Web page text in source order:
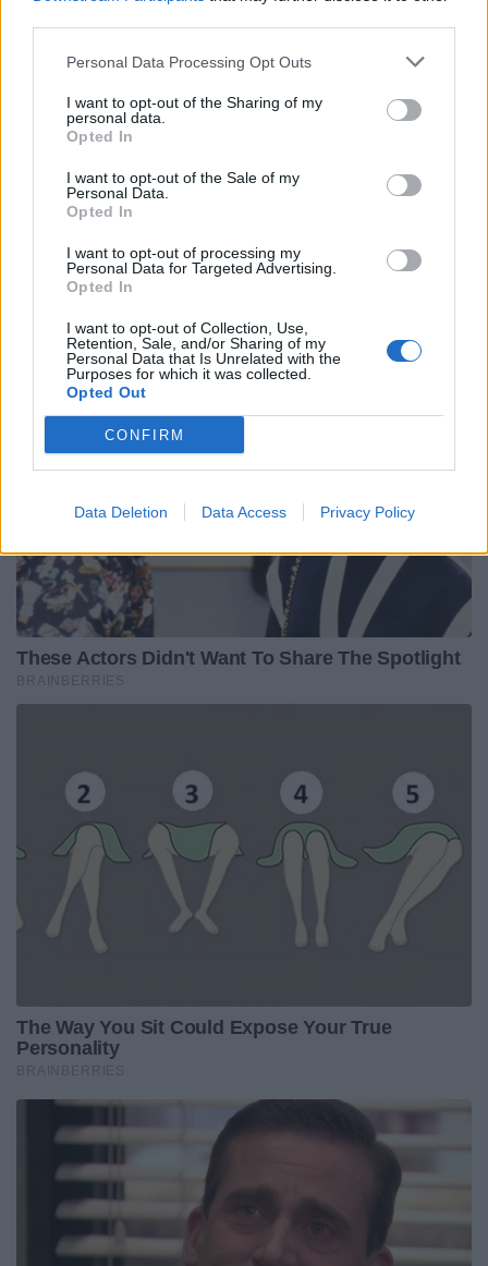
Personal Data Processing Opt Outs
I want to opt-out of the Sharing of my
personal data.
Opted In
I want to opt-out of the Sale of my
Personal Data.
Opted In
I want to opt-out of processing my
Personal Data for Targeted Advertising.
Opted In
I want to opt-out of Collection, Use,
Retention, Sale, and/or Sharing of my
Personal Data that Is Unrelated with the
Purposes for which it was collected.
Opted Out
CONFIRM
Data Deletion Data Access Privacy Policy